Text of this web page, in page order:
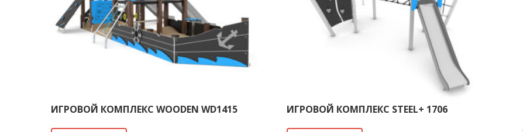
ИГРОВОЙ КОМПЛЕКС WOODEN WD1415 ИГРОВОЙ КОМПЛЕКС STEEL+ 1706